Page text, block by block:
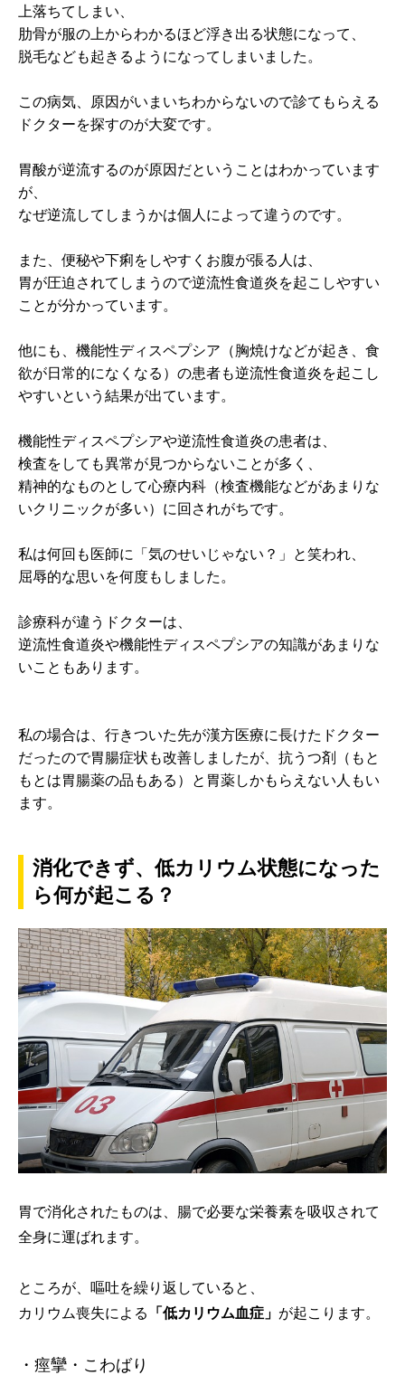
上落ちてしまい、
肋骨が服の上からわかるほど浮き出る状態になって、
脱毛なども起きるようになってしまいました。
この病気、原因がいまいちわからないので診てもらえる
ドクターを探すのが大変です。
胃酸が逆流するのが原因だということはわかっています
が、
なぜ逆流してしまうかは個人によって違うのです。
また、便秘や下痢をしやすくお腹が張る人は、
胃が圧迫されてしまうので逆流性食道炎を起こしやすい
ことが分かっています。
他にも、機能性ディスペプシア（胸焼けなどが起き、食
欲が日常的になくなる）の患者も逆流性食道炎を起こし
やすいという結果が出ています。
機能性ディスペプシアや逆流性食道炎の患者は、
検査をしても異常が見つからないことが多く、
精神的なものとして心療内科（検査機能などがあまりな
いクリニックが多い）に回されがちです。
私は何回も医師に「気のせいじゃない？」と笑われ、
屈辱的な思いを何度もしました。
診療科が違うドクターは、
逆流性食道炎や機能性ディスペプシアの知識があまりな
いこともあります。
私の場合は、行きついた先が漢方医療に長けたドクター
だったので胃腸症状も改善しましたが、抗うつ剤（もと
もとは胃腸薬の品もある）と胃薬しかもらえない人もい
ます。
消化できず、低カリウム状態になった
ら何が起こる？
胃で消化されたものは、腸で必要な栄養素を吸収されて
全身に運ばれます。
ところが、嘔吐を繰り返していると、
カリウム喪失による 「低カリウム血症」 が起こります。
・痙攣・こわばり